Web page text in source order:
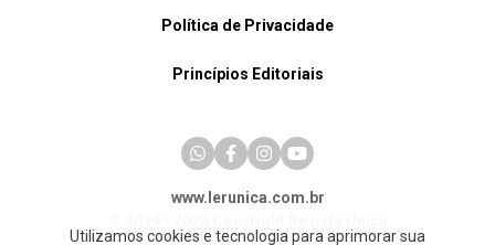
Política de Privacidade
Princípios Editoriais
www.lerunica.com.br
Utilizamos cookies e tecnologia para aprimorar sua